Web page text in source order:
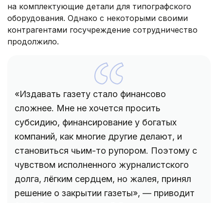
на комплектующие детали для типографского
оборудования. Однако с некоторыми своими
контрагентами госучреждение сотрудничество
продолжило.
«Издавать газету стало финансово
сложнее. Мне не хочется просить
субсидию, финансирование у богатых
компаний, как многие другие делают, и
становиться чьим-то рупором. Поэтому с
чувством исполненного журналистского
долга, лёгким сердцем, но жалея, принял
решение о закрытии газеты», — приводит